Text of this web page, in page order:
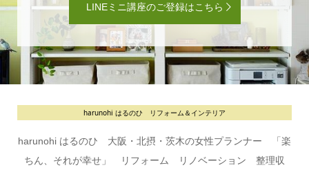
LINEミニ講座のご登録はこちら
harunohi はるのひ リフォーム＆インテリア
harunohi はるのひ 大阪・北摂・茨木の女性プランナー 「楽
ちん、それが幸せ」 リフォーム リノベーション 整理収